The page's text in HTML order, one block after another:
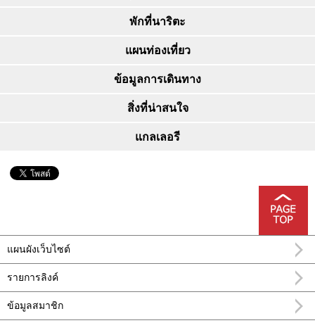
พักที่นาริตะ
แผนท่องเที่ยว
ข้อมูลการเดินทาง
สิ่งที่น่าสนใจ
แกลเลอรี
แผนผังเว็บไซต์
รายการลิงค์
ข้อมูลสมาชิก